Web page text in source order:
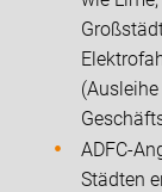
ADFC-
Städten